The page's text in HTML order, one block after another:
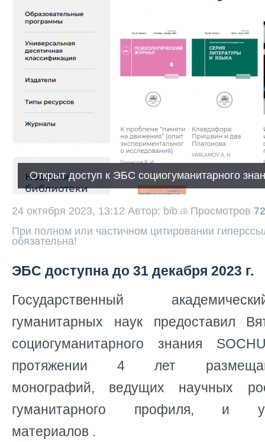
Открыт доступ к ЭБС социогуманитарного
24 октября 2023, 13:12 Автор: bib Просмотров
При полном или частичном цитировании
обязательна!
ЭБС доступна до 31 декабря 2023 г.
Государственный
гуманитарных наук предоставил
социогуманитарного знания
протяжении 4 лет
монографий, ведущих научных
гуманитарного профиля, и
материалов .